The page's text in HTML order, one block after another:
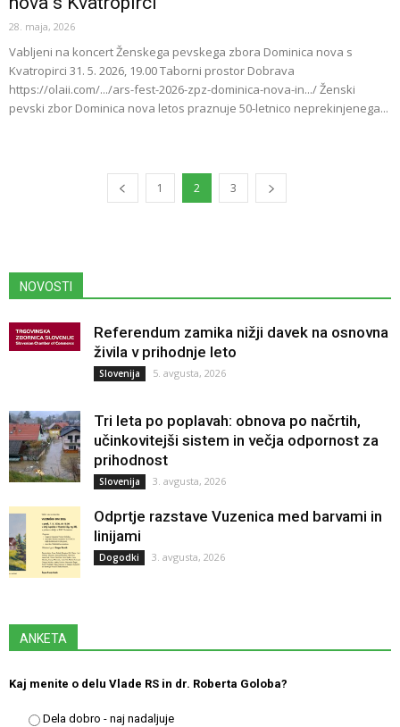
28. maja, 2026
Vabljeni na koncert Ženskega pevskega zbora Dominica nova s
Kvatropirci 31. 5. 2026, 19.00 Taborni prostor Dobrava
https://olaii.com/.../ars-fest-2026-zpz-dominica-nova-in.../ Ženski
pevski zbor Dominica nova letos praznuje 50-letnico neprekinjenega...
1 2 3
NOVOSTI
Referendum zamika nižji davek na osnovna
živila v prihodnje leto
Slovenija 5. avgusta, 2026
Tri leta po poplavah: obnova po načrtih,
učinkovitejši sistem in večja odpornost za
prihodnost
Slovenija 3. avgusta, 2026
Odprtje razstave Vuzenica med barvami in
linijami
Dogodki 3. avgusta, 2026
ANKETA
Kaj menite o delu Vlade RS in dr. Roberta Goloba?
Dela dobro - naj nadaljuje